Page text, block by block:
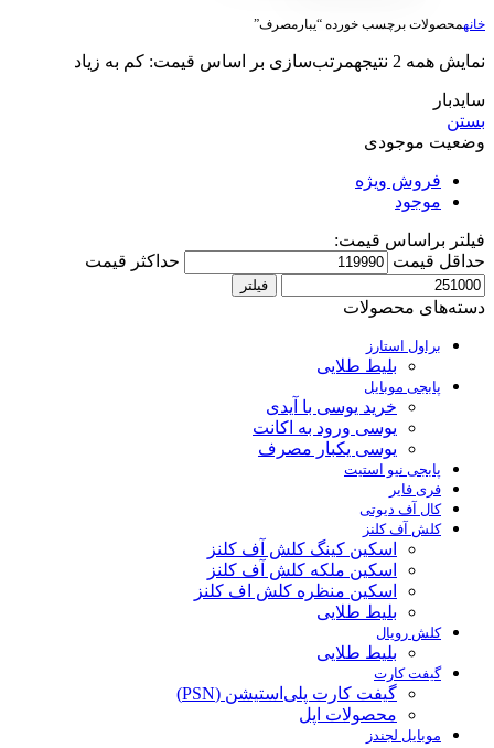
خانهمحصولات برچسب خورده “یبارمصرف”
نمایش همه 2 نتیجه مرتب‌سازی بر اساس قیمت: کم به زیاد
سایدبار
بستن
وضعیت موجودی
فروش ویژه
موجود
فیلتر براساس قیمت:
حداقل قیمت
حداکثر قیمت
فیلتر
دسته‌های محصولات
براول استارز
بلیط طلایی
پابجی موبایل
خرید یوسی با آیدی
یوسی ورود به اکانت
یوسی یکبار مصرف
پابجی نیو استیت
فری فایر
کال آف دیوتی
کلش آف کلنز
اسکین کینگ کلش آف کلنز
اسکین ملکه کلش آف کلنز
اسکین منظره کلش اف کلنز
بلیط طلایی
کلش رویال
بلیط طلایی
گیفت کارت
گیفت کارت پلی‌استیشن (PSN)
محصولات اپل
موبایل لجندز